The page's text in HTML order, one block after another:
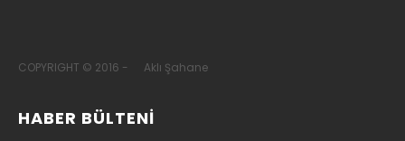
COPYRIGHT © 2016 - Aklı Şahane
HABER BÜLTENİ